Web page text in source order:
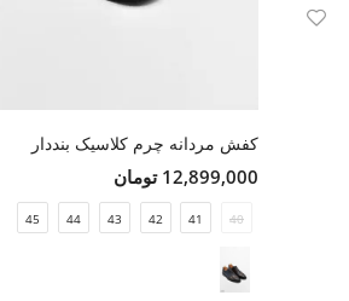
کفش مردانه چرم کلاسیک بنددار
12,899,000 تومان
40
41
42
43
44
45